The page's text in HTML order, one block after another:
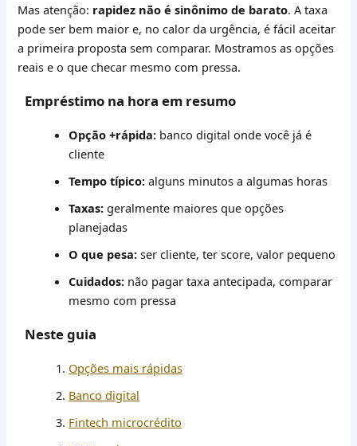
Mas atenção: rapidez não é sinônimo de barato. A taxa
pode ser bem maior e, no calor da urgência, é fácil aceitar
a primeira proposta sem comparar. Mostramos as opções
reais e o que checar mesmo com pressa.
Empréstimo na hora em resumo
Opção +rápida: banco digital onde você já é
cliente
Tempo típico: alguns minutos a algumas horas
Taxas: geralmente maiores que opções
planejadas
O que pesa: ser cliente, ter score, valor pequeno
Cuidados: não pagar taxa antecipada, comparar
mesmo com pressa
Neste guia
Opções mais rápidas
Banco digital
Fintech microcrédito